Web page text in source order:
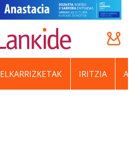
ELKARRIZKETAK IRITZIA